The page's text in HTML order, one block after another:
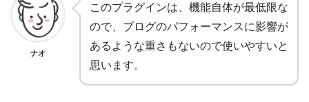
ナオ
このプラグインは、機能自体が最低限な
ので、ブログのパフォーマンスに影響が
あるような重さもないので使いやすいと
思います。